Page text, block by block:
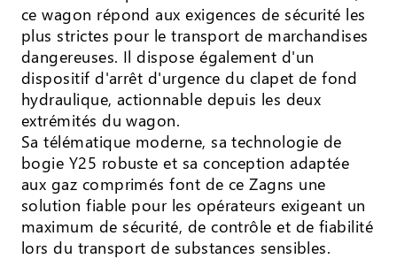
ce wagon répond aux exigences de sécurité les
plus strictes pour le transport de marchandises
dangereuses. Il dispose également d'un
dispositif d'arrêt d'urgence du clapet de fond
hydraulique, actionnable depuis les deux
extrémités du wagon.
Sa télématique moderne, sa technologie de
bogie Y25 robuste et sa conception adaptée
aux gaz comprimés font de ce Zagns une
solution fiable pour les opérateurs exigeant un
maximum de sécurité, de contrôle et de fiabilité
lors du transport de substances sensibles.